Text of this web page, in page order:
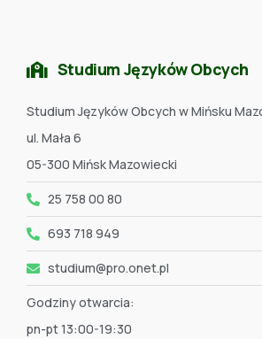
Studium Języków Obcych
Studium Języków Obcych w Mińsku
ul. Mała 6
05-300 Mińsk Mazowiecki
25 758 00 80
693 718 949
studium@pro.onet.pl
Godziny otwarcia:
pn-pt 13:00-19:30